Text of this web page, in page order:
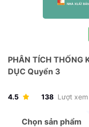
PHÂN TÍCH THỐNG
DỤC Quyển 3
4.5 138 Lượt xem
Chọn sản phẩm